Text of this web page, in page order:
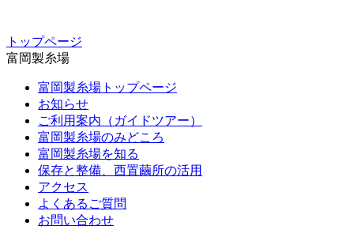
トップページ
富岡製糸場
富岡製糸場トップページ
お知らせ
ご利用案内（ガイドツアー）
富岡製糸場のみどころ
富岡製糸場を知る
保存と整備、西置繭所の活用
アクセス
よくあるご質問
お問い合わせ